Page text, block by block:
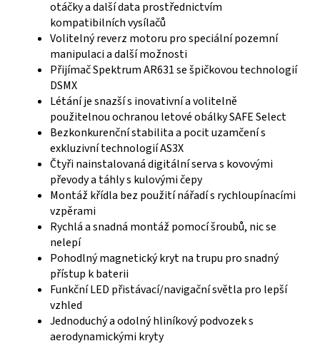
otáčky a další data prostřednictvím
kompatibilních vysílačů
Volitelný reverz motoru pro speciální pozemní
manipulaci a další možnosti
Přijímač Spektrum AR631 se špičkovou technologií
DSMX
Létání je snazší s inovativní a volitelně
použitelnou ochranou letové obálky SAFE Select
Bezkonkurenční stabilita a pocit uzamčení s
exkluzivní technologií AS3X
Čtyři nainstalovaná digitální serva s kovovými
převody a táhly s kulovými čepy
Montáž křídla bez použití nářadí s rychloupínacími
vzpěrami
Rychlá a snadná montáž pomocí šroubů, nic se
nelepí
Pohodlný magnetický kryt na trupu pro snadný
přístup k baterii
Funkční LED přistávací/navigační světla pro lepší
vzhled
Jednoduchý a odolný hliníkový podvozek s
aerodynamickými kryty